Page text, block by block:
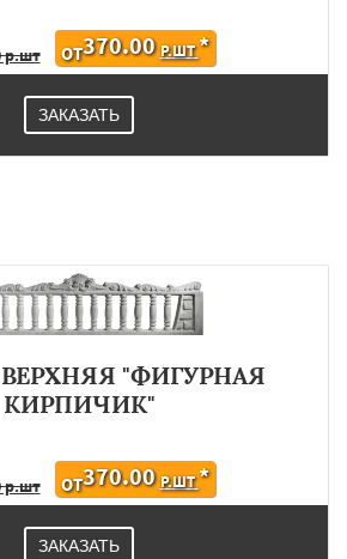
р.шт ОТ370.00 Р.ШТ*
ЗАКАЗАТЬ
"ФИГУРНАЯ
КИРПИЧИК"
р.шт ОТ370.00 Р.ШТ*
ЗАКАЗАТЬ